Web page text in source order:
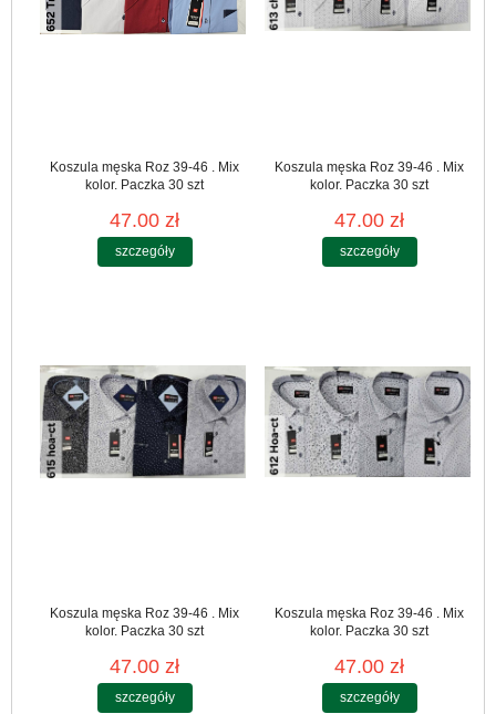
Koszula męska Roz 39-46 . Mix
kolor. Paczka 30 szt
47.00 zł
szczegóły
Koszula męska Roz 39-46 . Mix
kolor. Paczka 30 szt
47.00 zł
szczegóły
Koszula męska Roz 39-46 . Mix
kolor. Paczka 30 szt
47.00 zł
szczegóły
Koszula męska Roz 39-46 . Mix
kolor. Paczka 30 szt
47.00 zł
szczegóły